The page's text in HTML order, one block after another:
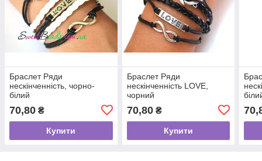
Браслет Ряди
нескінченність, чорно-
білий
70,80 ₴
Купити
Браслет Ряди
нескінченність LOVE,
чорний
70,80₴
Купити